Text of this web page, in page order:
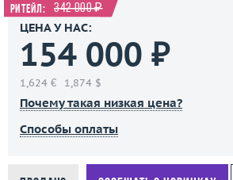
Ритейл: 342 000 ₽
ЦЕНА У НАС:
154 000 ₽
1,624 € 1,874 $
Почему такая низкая цена?
Способы оплаты